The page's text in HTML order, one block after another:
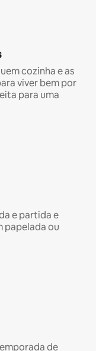
cozinha e as
viver bem por
para uma
e partida e
papelada ou
de